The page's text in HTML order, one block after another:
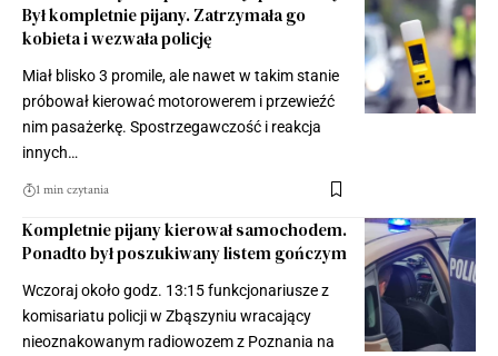
Był kompletnie pijany. Zatrzymała go
kobieta i wezwała policję
Miał blisko 3 promile, ale nawet w takim stanie
próbował kierować motorowerem i przewieźć
nim pasażerkę. Spostrzegawczość i reakcja
innych…
1 min czytania
Kompletnie pijany kierował samochodem.
Ponadto był poszukiwany listem gończym
Wczoraj około godz. 13:15 funkcjonariusze z
komisariatu policji w Zbąszyniu wracający
nieoznakowanym radiowozem z Poznania na